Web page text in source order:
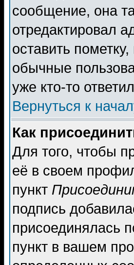
сообщение, она
отредактировал
оставить
обычные
уже кто-то
Вернуться к
Как
Для того, чтобы
её в своем
пункт
подпись
присоединялась
пункт в вашем